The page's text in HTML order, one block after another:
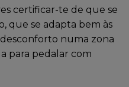
certificar-te de que se
que se adapta bem às
numa zona
para pedalar com